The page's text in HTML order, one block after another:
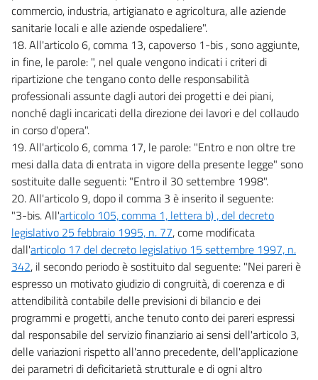
commercio, industria, artigianato e agricoltura, alle aziende
sanitarie locali e alle aziende ospedaliere".
18. All'articolo 6, comma 13, capoverso 1-bis , sono aggiunte,
in fine, le parole: ", nel quale vengono indicati i criteri di
ripartizione che tengano conto delle responsabilità
professionali assunte dagli autori dei progetti e dei piani,
nonché dagli incaricati della direzione dei lavori e del collaudo
in corso d'opera".
19. All'articolo 6, comma 17, le parole: "Entro e non oltre tre
mesi dalla data di entrata in vigore della presente legge" sono
sostituite dalle seguenti: "Entro il 30 settembre 1998".
20. All'articolo 9, dopo il comma 3 è inserito il seguente:
"3-bis. All'articolo 105, comma 1, lettera b) , del decreto
legislativo 25 febbraio 1995, n. 77, come modificata
dall'articolo 17 del decreto legislativo 15 settembre 1997, n.
342, il secondo periodo è sostituito dal seguente: "Nei pareri è
espresso un motivato giudizio di congruità, di coerenza e di
attendibilità contabile delle previsioni di bilancio e dei
programmi e progetti, anche tenuto conto dei pareri espressi
dal responsabile del servizio finanziario ai sensi dell'articolo 3,
delle variazioni rispetto all'anno precedente, dell'applicazione
dei parametri di deficitarietà strutturale e di ogni altro